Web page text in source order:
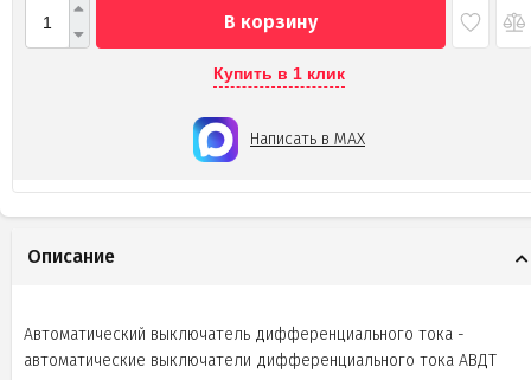
В корзину
Купить в 1 клик
Написать в MAX
Описание
Автоматический выключатель дифференциального тока -
автоматические выключатели дифференциального тока АВДТ